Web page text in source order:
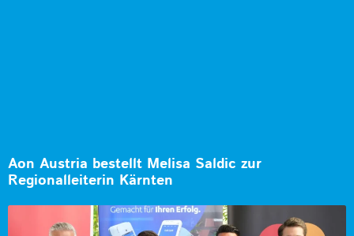
Aon Austria bestellt Melisa Saldic zur
Regionalleiterin Kärnten